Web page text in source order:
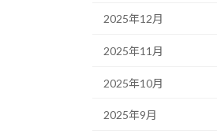
2025年12月
2025年11月
2025年10月
2025年9月